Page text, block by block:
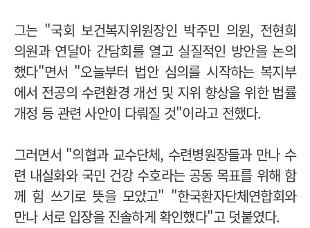
그는 "국회 보건복지위원장인 박주민 의원, 전현희
의원과 연달아 간담회를 열고 실질적인 방안을 논의
했다"면서 "오늘부터 법안 심의를 시작하는 복지부
에서 전공의 수련환경 개선 및 지위 향상을 위한 법률
개정 등 관련 사안이 다뤄질 것"이라고 전했다.
그러면서 "의협과 교수단체, 수련병원장들과 만나 수
련 내실화와 국민 건강 수호라는 공동 목표를 위해 함
께 힘 쓰기로 뜻을 모았고" "한국환자단체연합회와
만나 서로 입장을 진솔하게 확인했다"고 덧붙였다.